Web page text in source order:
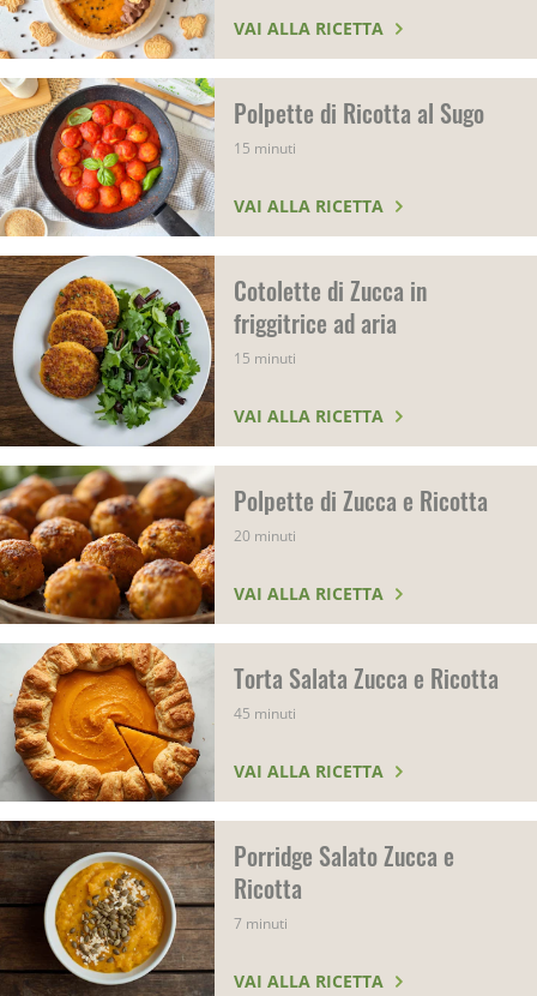
VAI ALLA RICETTA
Polpette di Ricotta al Sugo
15 minuti
VAI ALLA RICETTA
Cotolette di Zucca in
friggitrice ad aria
15 minuti
VAI ALLA RICETTA
Polpette di Zucca e Ricotta
20 minuti
VAI ALLA RICETTA
Torta Salata Zucca e Ricotta
45 minuti
VAI ALLA RICETTA
Porridge Salato Zucca e
Ricotta
7 minuti
VAI ALLA RICETTA